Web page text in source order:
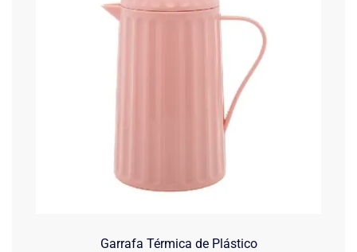
Garrafa Térmica de Plástico